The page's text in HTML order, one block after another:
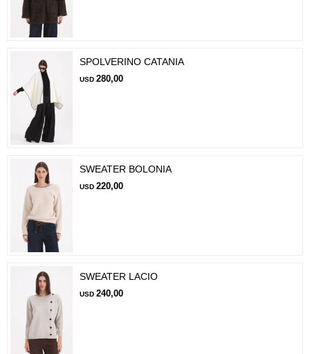
SPOLVERINO CATANIA
USD 280,00
SWEATER BOLONIA
USD 220,00
SWEATER LACIO
USD 240,00